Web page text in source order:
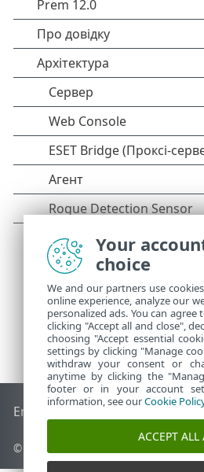
End of Life База знань ESET
© 1992 - 2026 ESET, spol. s r.o. - Усі
Your
choice
We and our partners use
online experience, analyze our
personalized ads. You can
clicking "Accept all and close",
choosing "Accept essential
settings by clicking "Manage
withdraw your consent or
anytime by clicking the
footer or in your account
information, see ourCookie
ACCEPT